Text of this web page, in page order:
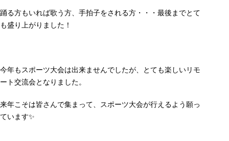
踊る方もいれば歌う方、手拍子をされる方・・・最後までとて
も盛り上がりました！
今年もスポーツ大会は出来ませんでしたが、とても楽しいリモ
ート交流会となりました。
来年こそは皆さんで集まって、スポーツ大会が行えるよう願っ
ています✨